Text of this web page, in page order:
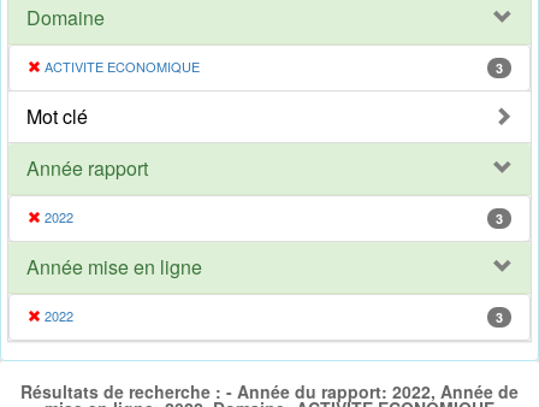
Domaine
ACTIVITE ECONOMIQUE 3
Mot clé
Année rapport
2022 3
Année mise en ligne
2022 3
Résultats de recherche : - Année du rapport: 2022, Année de